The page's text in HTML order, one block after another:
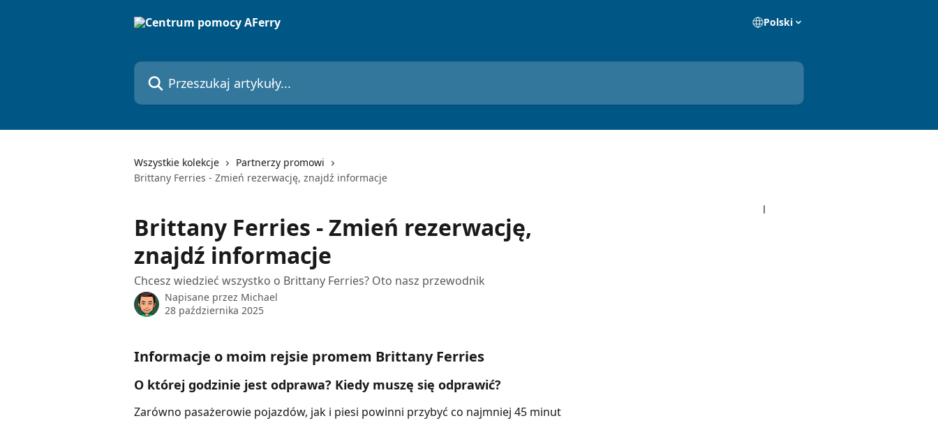
Polski
Przeszukaj artykuły...
Wszystkie kolekcje
Partnerzy promowi
Brittany Ferries - Zmień rezerwację, znajdź informacje
Brittany Ferries - Zmień rezerwację,
znajdź informacje
Chcesz wiedzieć wszystko o Brittany Ferries? Oto nasz przewodnik
Napisane przez Michael
28 października 2025
Informacje o moim rejsie promem Brittany Ferries
O której godzinie jest odprawa? Kiedy muszę się odprawić?
Zarówno pasażerowie pojazdów, jak i piesi powinni przybyć co najmniej 45 minut